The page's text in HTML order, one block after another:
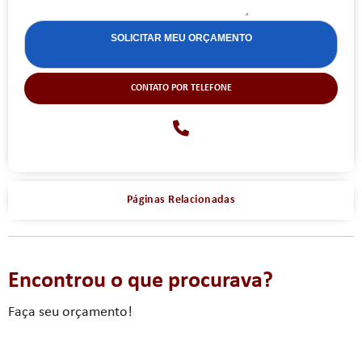
CONTATO POR TELEFONE
Páginas Relacionadas
Encontrou o que procurava?
Faça seu orçamento!